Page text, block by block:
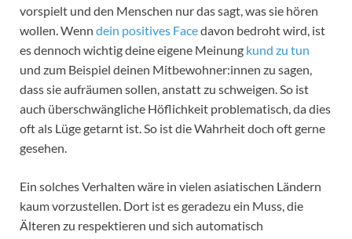
vorspielt und den Menschen nur das sagt, was sie hören
wollen. Wenn dein positives Facedavon bedroht wird, ist
es dennoch wichtig deine eigene Meinung kund zu tun
und zum Beispiel deinen Mitbewohner:innen zu sagen,
dass sie aufräumen sollen, anstatt zu schweigen. So ist
auch überschwängliche Höflichkeit problematisch, da dies
oft als Lüge getarnt ist. So ist die Wahrheit doch oft gerne
gesehen.
Ein solches Verhalten wäre in vielen asiatischen Ländern
kaum vorzustellen. Dort ist es geradezu ein Muss, die
Älteren zu respektieren und sich automatisch